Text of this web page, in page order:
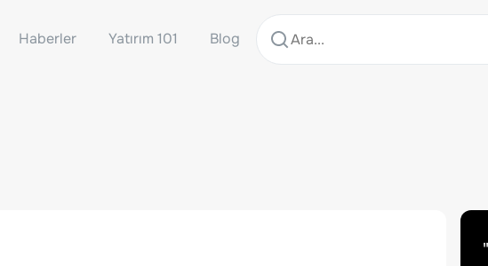
Haberler Yatırım 101 Blog
"